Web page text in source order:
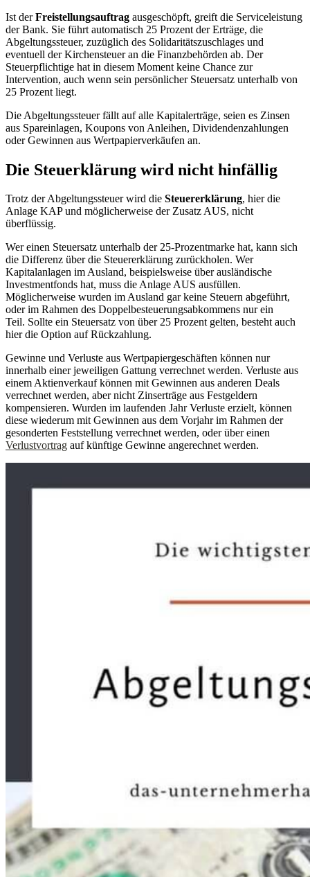
Ist derFreistellungsauftrag ausgeschöpft, greift die Serviceleistung
der Bank. Sie führt automatisch 25 Prozent der Erträge, die
Abgeltungssteuer, zuzüglich des Solidaritätszuschlages und
eventuell der Kirchensteuer an die Finanzbehörden ab. Der
Steuerpflichtige hat in diesem Moment keine Chance zur
Intervention, auch wenn sein persönlicher Steuersatz unterhalb von
25 Prozent liegt.
Die Abgeltungssteuer fällt auf alle Kapitalerträge, seien es Zinsen
aus Spareinlagen, Koupons von Anleihen, Dividendenzahlungen
oder Gewinnen aus Wertpapierverkäufen an.
Die Steuerklärung wird nicht hinfällig
Trotz der Abgeltungssteuer wird die Steuererklärung, hier die
Anlage KAP und möglicherweise der Zusatz AUS, nicht
überflüssig.
Wer einen Steuersatz unterhalb der 25-Prozentmarke hat, kann sich
die Differenz über die Steuererklärung zurückholen. Wer
Kapitalanlagen im Ausland, beispielsweise über ausländische
Investmentfonds hat, muss die Anlage AUS ausfüllen.
Möglicherweise wurden im Ausland gar keine Steuern abgeführt,
oder im Rahmen des Doppelbesteuerungsabkommens nur ein
Teil. Sollte ein Steuersatz von über 25 Prozent gelten, besteht auch
hier die Option auf Rückzahlung.
Gewinne und Verluste aus Wertpapiergeschäften können nur
innerhalb einer jeweiligen Gattung verrechnet werden. Verluste aus
einem Aktienverkauf können mit Gewinnen aus anderen Deals
verrechnet werden, aber nicht Zinserträge aus Festgeldern
kompensieren. Wurden im laufenden Jahr Verluste erzielt, können
diese wiederum mit Gewinnen aus dem Vorjahr im Rahmen der
gesonderten Feststellung verrechnet werden, oder über einen
Verlustvortrag auf künftige Gewinne angerechnet werden.